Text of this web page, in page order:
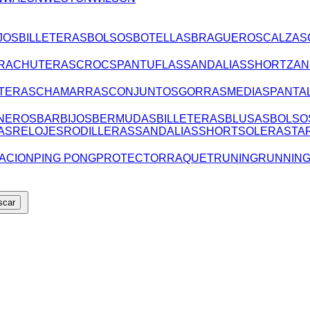
BILLETERASBOLSOSBOTELLASBRAGUEROSCALZAS
CHUTERASCROCSPANTUFLASSANDALIASSHORT
CHAMARRASCONJUNTOSGORRASMEDIAS
BARBIJOSBERMUDASBILLETERASBLUSAS
RELOJESRODILLERASSANDALIASSHORTSOLERAS
PING PONGPROTECTORRAQUETRUNINGRUNNING